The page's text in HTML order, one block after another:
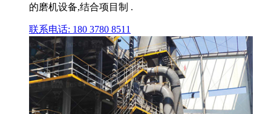
的磨机设备,结合项目制 .
联系电话: 180 3780 8511